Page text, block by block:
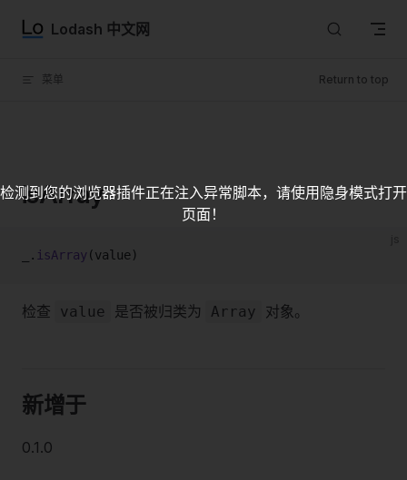
Skip to content
Lodash 中文网
菜单 Return to top
isArray
_. isArray(value)
检查 value 是否被归类为 Array 对象。
新增于
0.1.0
检测到您的浏览器插件正在注入异常脚本，请使用隐身模式打开
页面！